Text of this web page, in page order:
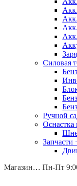
Силовая
Ручной
Запчасти
Магазины: Калуга
Пн-Пт